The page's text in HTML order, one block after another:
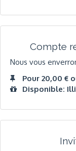
Compte
Nous vous
Pour 20,00 €
Disponible: